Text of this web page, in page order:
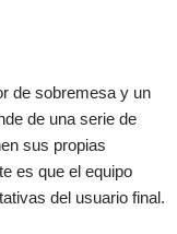
de sobremesa y un
de una serie de
sus propias
es que el equipo
del usuario final.